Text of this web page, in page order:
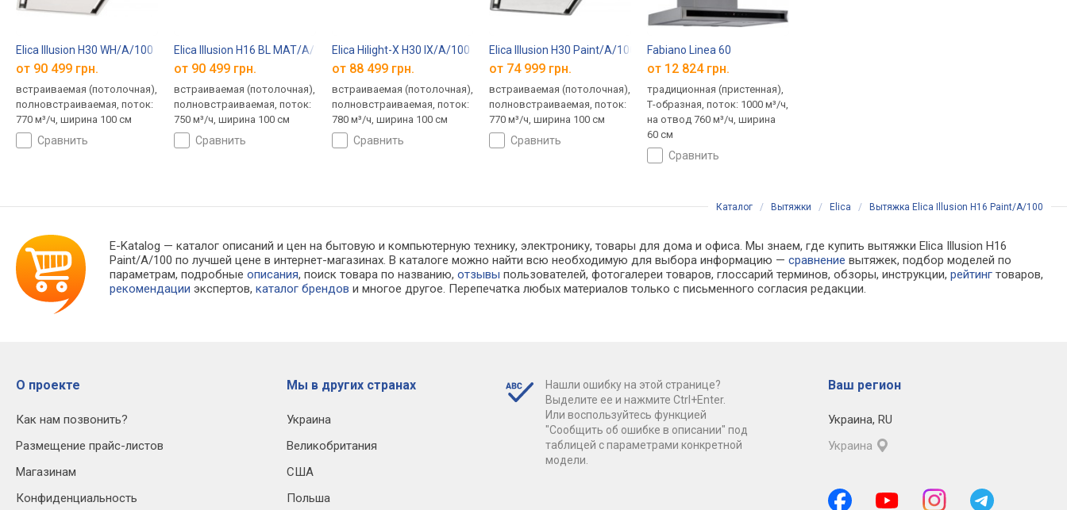
Elica Illusion H30 WH/A/100
от 90 499 грн.
встраиваемая (потолочная),
полновстраиваемая, поток:
770 м³/ч, ширина 100 см
сравнить
Elica Illusion H16 BL MAT/A/100
от 90 499 грн.
встраиваемая (потолочная),
полновстраиваемая, поток:
750 м³/ч, ширина 100 см
сравнить
Elica Hilight-X H30 IX/A/100
от 88 499 грн.
встраиваемая (потолочная),
полновстраиваемая, поток:
780 м³/ч, ширина 100 см
сравнить
Elica Illusion H30 Paint/A/100
от 74 999 грн.
встраиваемая (потолочная),
полновстраиваемая, поток:
770 м³/ч, ширина 100 см
сравнить
Fabiano Linea 60
от 12 824 грн.
традиционная (пристенная),
Т-образная, поток: 1000 м³/ч,
на отвод 760 м³/ч, ширина
60 см
сравнить
Каталог / Вытяжки / Elica / Вытяжка Elica Illusion H16 Paint/A/100
E-Katalog — каталог описаний и цен на бытовую и компьютерную технику, электронику, товары для дома и офиса. Мы знаем, где купить вытяжки Elica Illusion H16
Paint/A/100 по лучшей цене в интернет-магазинах. В каталоге можно найти всю необходимую для выбора информацию —сравнение вытяжек, подбор моделей по
параметрам, подробныеописания, поиск товара по названию,отзывы пользователей, фотогалереи товаров, глоссарий терминов, обзоры, инструкции,рейтинг товаров,
рекомендации экспертов,каталог брендов и многое другое. Перепечатка любых материалов только с письменного согласия редакции.
О проекте
Как нам позвонить?
Размещение прайс-листов
Магазинам
Конфиденциальность
Мы в других странах
Украина
Великобритания
США
Польша
Нашли ошибку на этой странице?
Выделите ее и нажмите Ctrl+Enter.
Или воспользуйтесь функцией
"Сообщить об ошибке в описании" под
таблицей с параметрами конкретной
модели.
Ваш регион
Украина, RU
Украина